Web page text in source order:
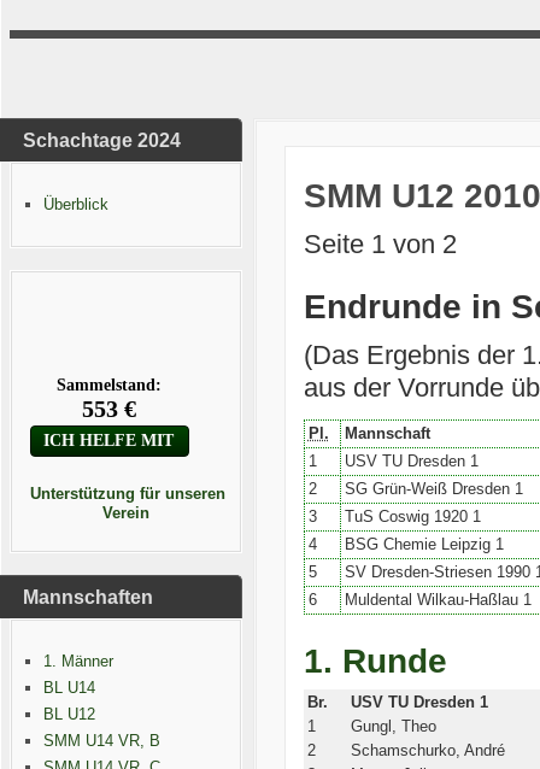
Schachtage 2024
Überblick
Unterstützung für unseren
Verein
Mannschaften
1. Männer
BL U14
BL U12
SMM U14 VR, B
SMM U12
Seite 1 von 2
Endrunde in
(Das Ergebnis der
aus der Vorrunde
Pl.
Mannschaft
1
USV TU Dresden 1
2
SG Grün-Weiß Dresden 1
3
TuS Coswig 1920 1
4
BSG Chemie Leipzig 1
5
SV Dresden-Striesen 1990
6
Muldental Wilkau-Haßlau 1
1. Runde
Br.
USV TU Dresden 1
1
Gungl, Theo
2
Schamschurko, André